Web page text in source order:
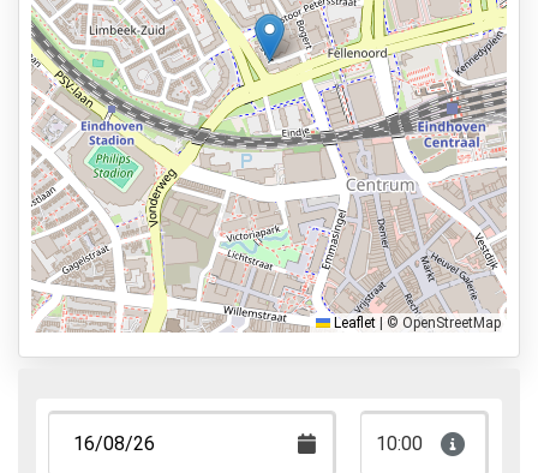
Beveiligd parkeren
Services
24 uur per dag geopend
Vooraf reserveren
7,5km naar vertrekhal
Parkeervormen
Shuttle Parking
Valet Parking
Park, Sleep & Fly
Leaflet © OpenStreetMap
10:00